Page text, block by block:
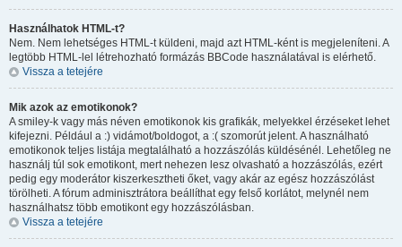
Használhatok HTML-t?
Nem. Nem lehetséges HTML-t küldeni, majd azt HTML-ként is megjeleníteni. A
legtöbb HTML-lel létrehozható formázás BBCode használatával is elérhető.
Vissza a tetejére
Mik azok az emotikonok?
A smiley-k vagy más néven emotikonok kis grafikák, melyekkel érzéseket lehet
kifejezni. Például a :) vidámot/boldogot, a :( szomorút jelent. A használható
emotikonok teljes listája megtalálható a hozzászólás küldésénél. Lehetőleg ne
használj túl sok emotikont, mert nehezen lesz olvasható a hozzászólás, ezért
pedig egy moderátor kiszerkesztheti őket, vagy akár az egész hozzászólást
törölheti. A fórum adminisztrátora beállíthat egy felső korlátot, melynél nem
használhatsz több emotikont egy hozzászólásban.
Vissza a tetejére